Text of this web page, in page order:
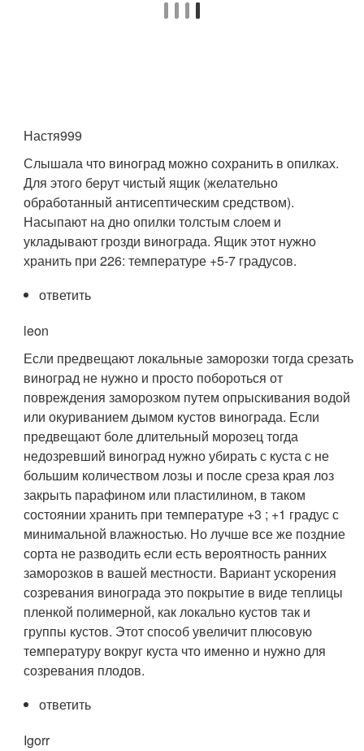
Настя999
Слышала что виноград можно сохранить в опилках.
Для этого берут чистый ящик (желательно
обработанный антисептическим средством).
Насыпают на дно опилки толстым слоем и
укладывают грозди винограда. Ящик этот нужно
хранить при 226: температуре +5-7 градусов.
ответить
leon
Если предвещают локальные заморозки тогда срезать
виноград не нужно и просто побороться от
повреждения заморозком путем опрыскивания водой
или окуриванием дымом кустов винограда. Если
предвещают боле длительный морозец тогда
недозревший виноград нужно убирать с куста с не
большим количеством лозы и после среза края лоз
закрыть парафином или пластилином, в таком
состоянии хранить при температуре +3 ; +1 градус с
минимальной влажностью. Но лучше все же поздние
сорта не разводить если есть вероятность ранних
заморозков в вашей местности. Вариант ускорения
созревания винограда это покрытие в виде теплицы
пленкой полимерной, как локально кустов так и
группы кустов. Этот способ увеличит плюсовую
температуру вокруг куста что именно и нужно для
созревания плодов.
ответить
Igorr